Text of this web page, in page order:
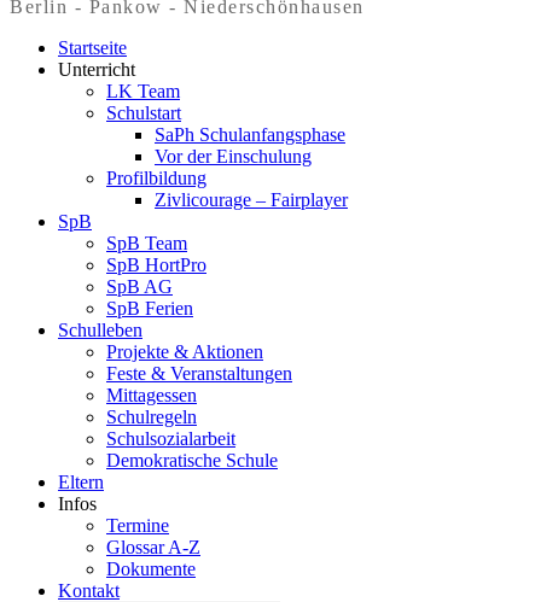
Berlin - Pankow - Niederschönhausen
Startseite
Unterricht
LK Team
Schulstart
SaPh Schulanfangsphase
Vor der Einschulung
Profilbildung
Zivlicourage – Fairplayer
SpB
SpB Team
SpB HortPro
SpB AG
SpB Ferien
Schulleben
Projekte & Aktionen
Feste & Veranstaltungen
Mittagessen
Schulregeln
Schulsozialarbeit
Demokratische Schule
Eltern
Infos
Termine
Glossar A-Z
Dokumente
Kontakt